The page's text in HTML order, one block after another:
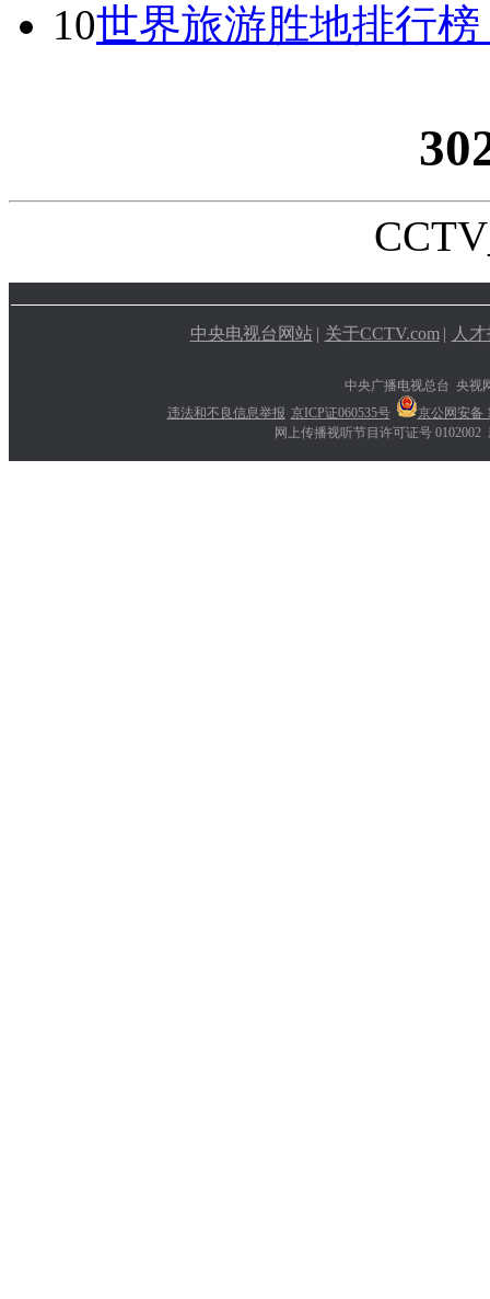
10世界旅游胜地排行
中央电视台网站 | 关于CCTV.com | 人
中央广播电视总台 央视
违法和不良信息举报 京ICP证060535号
京公网安备
网上传播视听节目许可证号 0102002